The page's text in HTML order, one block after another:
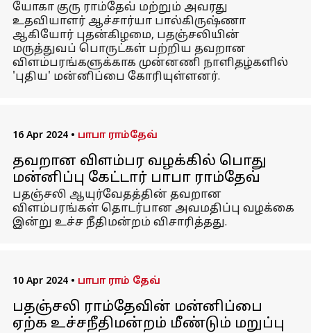
யோகா குரு ராம்தேவ் மற்றும் அவரது
உதவியாளர் ஆச்சார்யா பால்கிருஷ்ணா
ஆகியோர் புதன்கிழமை, பதஞ்சலியின்
மருத்துவப் பொருட்கள் பற்றிய தவறான
விளம்பரங்களுக்காக முன்னணி நாளிதழ்களில்
'புதிய' மன்னிப்பை கோரியுள்ளனர்.
16 Apr 2024 • பாபா ராம்தேவ்
தவறான விளம்பர வழக்கில் பொது
மன்னிப்பு கேட்டார் பாபா ராம்தேவ்
பதஞ்சலி ஆயுர்வேதத்தின் தவறான
விளம்பரங்கள் தொடர்பான அவமதிப்பு வழக்கை
இன்று உச்ச நீதிமன்றம் விசாரித்தது.
10 Apr 2024 • பாபா ராம் தேவ்
பதஞ்சலி ராம்தேவின் மன்னிப்பை
ஏற்க உச்சநீதிமன்றம் மீண்டும் மறுப்பு